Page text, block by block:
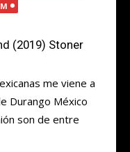
(2019) Stoner
me viene a
Durango México
son de entre